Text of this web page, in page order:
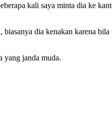
kali saya minta dia ke
dia kenakan karena
yang janda muda.